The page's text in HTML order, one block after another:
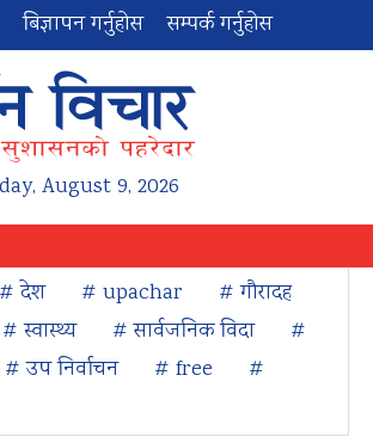
बिज्ञापन गर्नुहोस सम्पर्क गर्नुहोस
August 9, 2026
# देश # upachar
# गौरादह
# स्वास्थ्य # सार्वजनिक विदा
#
# उप निर्वाचन # free
#